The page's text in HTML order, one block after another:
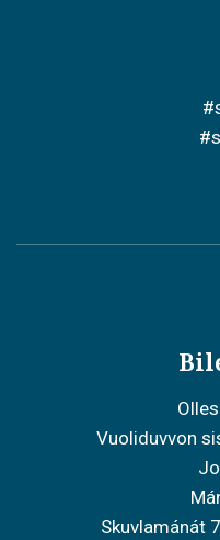
Vuoliduvvon
Skuvlamánát